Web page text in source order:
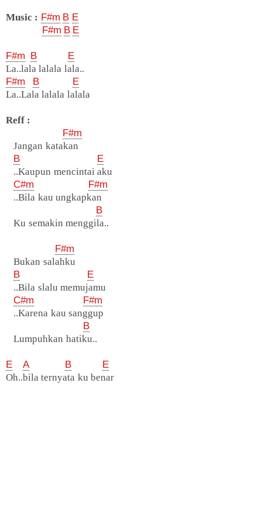
Music : F#m B E
F#m B E
F#m B
E
La..lala lalala lala..
F#m
B
E
La..Lala lalala lalala
Reff :
F#m
Jangan katakan
B
E
..Kaupun mencintai aku
C#m
F#m
..Bila kau ungkapkan
B
Ku semakin menggila..
F#m
Bukan salahku
B
E
..Bila slalu memujamu
C#m
F#m
..Karena kau sanggup
B
Lumpuhkan hatiku..
E A B
E
Oh..bila ternyata ku benar